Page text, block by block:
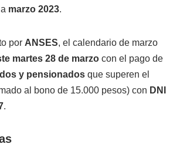
marzo 2023.
por ANSES, el calendario de marzo
martes 28 de marzo con el pago de
y pensionados que superen el
al bono de 15.000 pesos) con DNI
.